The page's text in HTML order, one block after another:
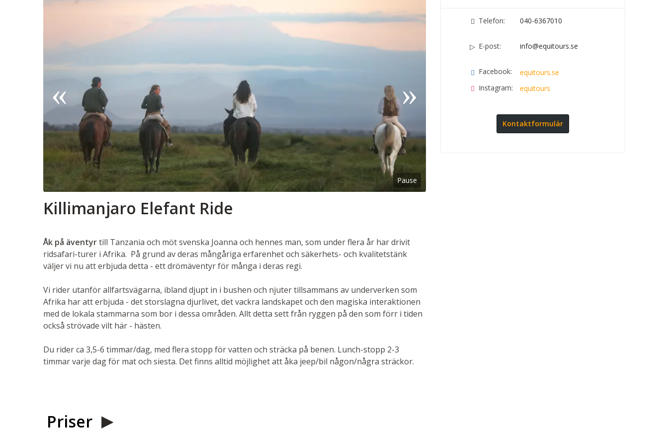
Pause
Killimanjaro Elefant Ride
Åk på äventyrtill Tanzania och möt svenska Joanna och hennes man, som under flera år har drivit
ridsafari-turer i Afrika. På grund av deras mångåriga erfarenhet och säkerhets- och kvalitetstänk
väljer vi nu att erbjuda detta - ett drömäventyr för många i deras regi.
Vi rider utanför allfartsvägarna, ibland djupt in i bushen och njuter tillsammans av underverken som
Afrika har att erbjuda - det storslagna djurlivet, det vackra landskapet och den magiska interaktionen
med de lokala stammarna som bor i dessa områden. Allt detta sett från ryggen på den som förr i tiden
också strövade vilt här - hästen.
Du rider ca 3,5-6 timmar/dag, med flera stopp för vatten och sträcka på benen. Lunch-stopp 2-3
timmar varje dag för mat och siesta. Det finns alltid möjlighet att åka jeep/bil någon/några sträckor.
Telefon: 040-6367010
E-post: info@equitours.se
Facebook:
equitours.se
Instagram:
equitours
Kontaktformulär
Priser